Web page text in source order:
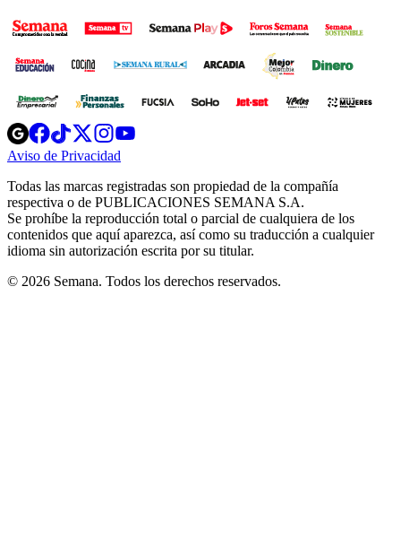
Opens
in
new
Opens
in
new
Opens
in
new
window
Opens
new
windowwindow
Aviso de Privacidad
new
window
Todas las marcas registradas son propiedad de la compañía
respectiva o de PUBLICACIONES SEMANA S.A.
Se prohíbe la reproducción total o parcial de cualquiera de los
contenidos que aquí aparezca, así como su traducción a cualquier
idioma sin autorización escrita por su titular.
© 2026 Semana. Todos los derechos reservados.